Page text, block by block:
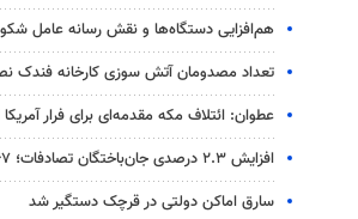
هم‌افزایی دستگاه‌ها و نقش رسانه عامل شکوه کنگره ۸ هزار
تعداد مصدومان آتش سوزی کارخانه فندک نصیرآباد به
عطوان: ائتلاف مکه مقدمه‌ای برای فرار
افزایش ۲.۳ درصدی جان‌باختگان تصادفات؛ ۴۹۶۷ فوتی در ۳ ماه
سارق اماکن دولتی در قرچک دستگیر شد